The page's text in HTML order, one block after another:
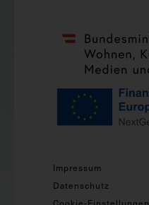
Impressum
Datenschutz